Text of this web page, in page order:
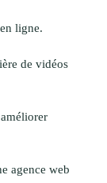
ligne.
de vidéos
agence web